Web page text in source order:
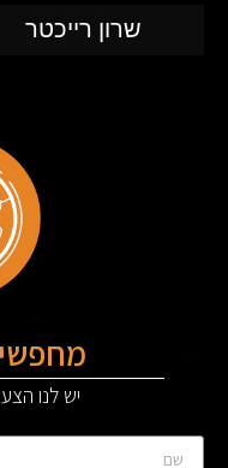
שרון רייכטר
יש לנו